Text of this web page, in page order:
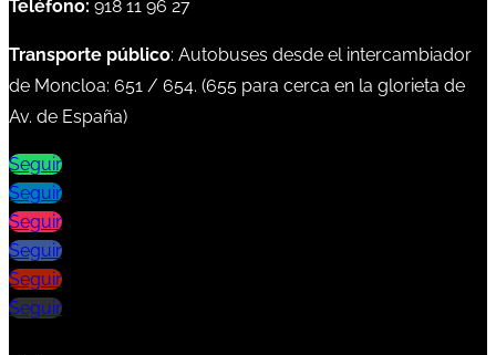
Teléfono: 918 11 96 27
Transporte público: Autobuses desde el intercambiador
de Moncloa: 651 / 654. (655 para cerca en la glorieta de
Av. de España)
Seguir
Seguir
Seguir
Seguir
Seguir
Seguir